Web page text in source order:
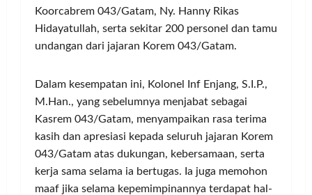
Koorcabrem 043/Gatam, Ny. Hanny Rikas
Hidayatullah, serta sekitar 200 personel dan tamu
undangan dari jajaran Korem 043/Gatam.
Dalam kesempatan ini, Kolonel Inf Enjang, S.I.P.,
M.Han., yang sebelumnya menjabat sebagai
Kasrem 043/Gatam, menyampaikan rasa terima
kasih dan apresiasi kepada seluruh jajaran Korem
043/Gatam atas dukungan, kebersamaan, serta
kerja sama selama ia bertugas. Ia juga memohon
maaf jika selama kepemimpinannya terdapat hal-